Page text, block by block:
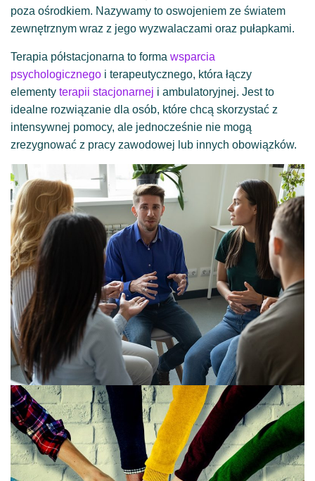
poza ośrodkiem. Nazywamy to oswojeniem ze światem
zewnętrznym wraz z jego wyzwalaczami oraz pułapkami.
Terapia półstacjonarna to forma wsparcia
psychologicznego i terapeutycznego, która łączy
elementy terapii stacjonarnej i ambulatoryjnej. Jest to
idealne rozwiązanie dla osób, które chcą skorzystać z
intensywnej pomocy, ale jednocześnie nie mogą
zrezygnować z pracy zawodowej lub innych obowiązków.